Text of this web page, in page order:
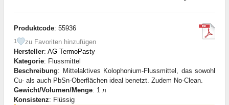
Produktcode: 55936
1
zu Favoriten hinzufügen
Hersteller: AG TermoPasty
Kategorie: Flussmittel
Beschreibung: Mittelaktives Kolophonium-Flussmittel, das sowohl
Cu- als auch PbSn-Oberflächen ideal benetzt. Zudem No-Clean.
Gewicht/Volumen/Menge: 1 л
Konsistenz: Flüssig